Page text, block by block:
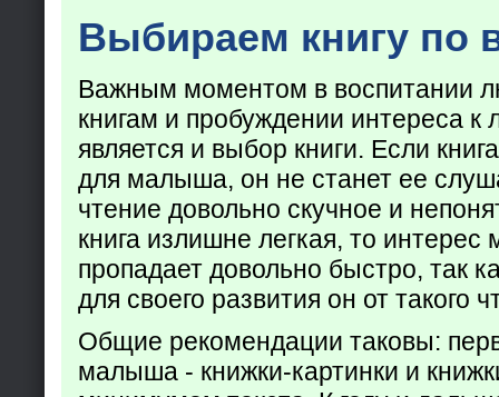
Выбираем книгу по
Важным моментом в воспитании
книгам и пробуждении интереса к
является и выбор книги. Если
для малыша, он не станет ее
чтение довольно скучное и
книга излишне легкая, то
пропадает довольно быстро, так
для своего развития он от такого
Общие рекомендации таковы:
малыша - книжки-картинки и